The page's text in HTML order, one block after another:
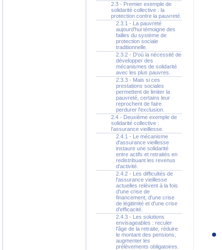
2.3 - Premier exemple de
solidarité collective : la
protection contre la pauvreté.
2.3.1 - La pauvreté
aujourd'hui témoigne des
failles du système de
protection sociale
traditionnelle.
2.3.2 - D'où la nécessité de
développer des
mécanismes de solidarité
avec les plus pauvres.
2.3.3 - Mais si ces
prestations sociales
permettent de limiter la
pauvreté, certains leur
reprochent de faire
perdurer l'exclusion.
2.4 - Deuxième exemple de
solidarité collective :
l'assurance vieillesse.
2.4.1 - Le mécanisme
d'assurance vieillesse
instaure une solidarité
entre actifs et retraités en
redistribuant les revenus
d'activité.
2.4.2 - Les difficultés de
l'assurance vieillesse
actuelles relèvent à la fois
d'une crise de
financement, d'une crise
de légitimité et d'une crise
d'efficacité.
2.4.3 - Les solutions
envisageables : reculer
l'âge de la retraite, réduire
le montant des pensions,
augmenter les
prélèvements obligatoires.